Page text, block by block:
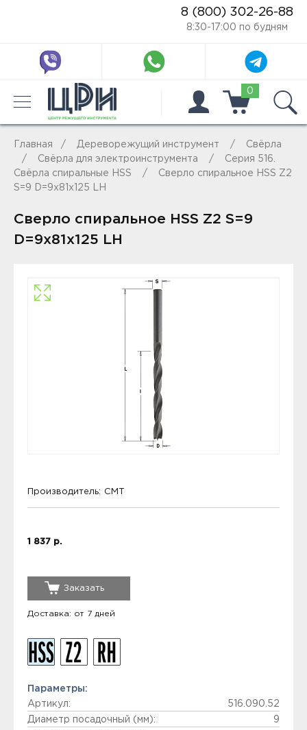
8 (800) 302-26-88
8:30-17:00 по будням
0
Главная Дереворежущий инструмент
Свёрла
Свёрла для электроинструмента
Серия 516.
Свёрла спиральные HSS
Сверло спиральное HSS Z2
S=9 D=9x81x125 LH
Сверло спиральное HSS Z2 S=9
D=9x81x125 LH
Производитель: CMT
1 837 р.
Заказать
Доставка: от 7 дней
Параметры:
Артикул:
516.090.52
Диаметр посадочный (мм):
9